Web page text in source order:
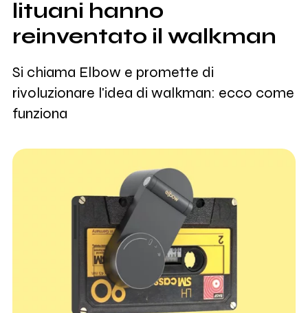
lituani hanno
reinventato il walkman
Si chiama Elbow e promette di
rivoluzionare l'idea di walkman: ecco come
funziona